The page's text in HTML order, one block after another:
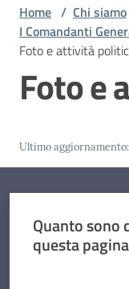
siamo
Cosa
facciamo
Comunicazione
media
Concorsi
Home / Chi siamo
I Comandanti
Foto e attività
Foto e
Ultimo aggiornamento:
Quanto sono
questa